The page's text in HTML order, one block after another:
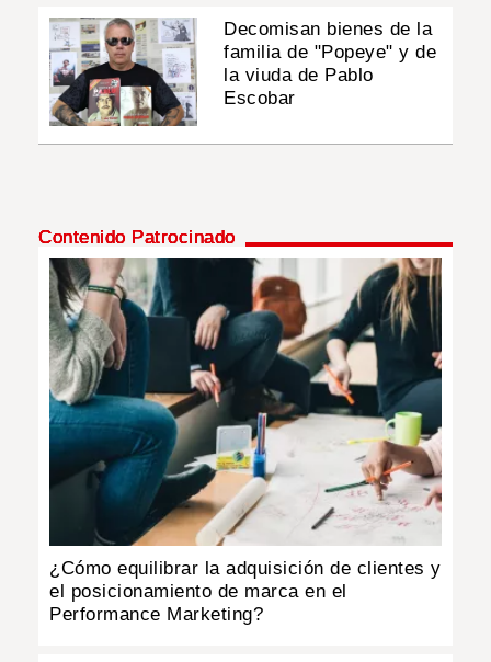
Decomisan bienes de la
familia de "Popeye" y de
la viuda de Pablo
Escobar
Contenido Patrocinado
¿Cómo equilibrar la adquisición de clientes y
el posicionamiento de marca en el
Performance Marketing?